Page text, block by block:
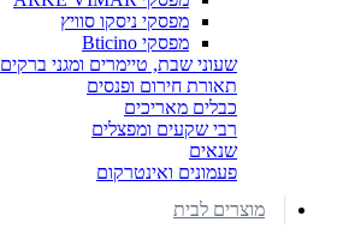
מפסקי ניסקו סוויץ
מפסקי Bticino
שעוני שבת, טיימרים ומגני ברקים
תאורת חירום ופנסים
כבלים מאריכים
רבי שקעים ומפצלים
שנאים
פעמונים ואינטרקום
מוצרים לבית